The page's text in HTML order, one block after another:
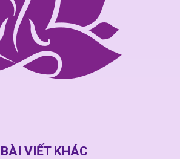
BÀI VIẾT KHÁC